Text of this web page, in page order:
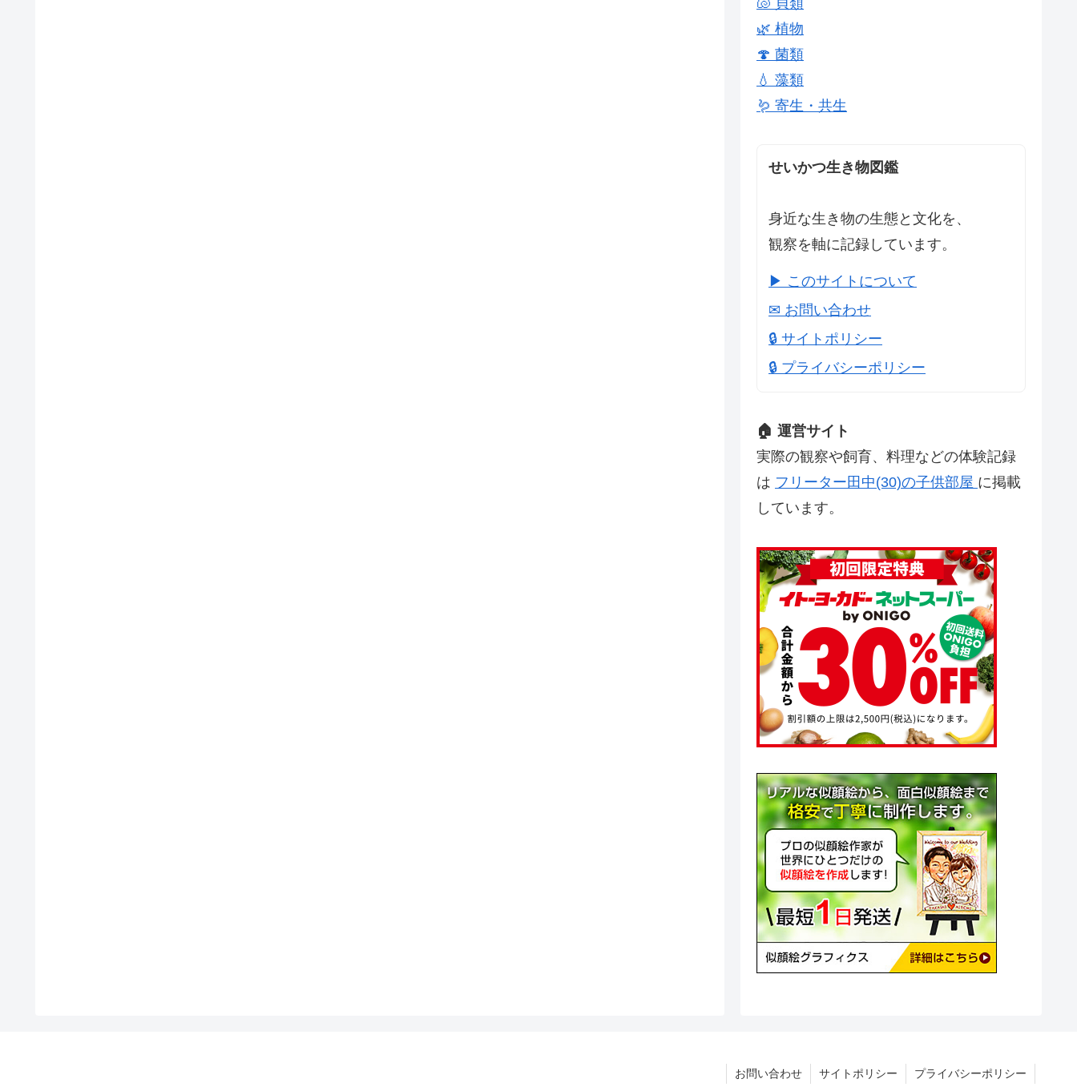
🌿 植物
🍄 菌類
💧 藻類
🪱 寄生・共生
せいかつ生き物図鑑
身近な生き物の生態と文化を、
観察を軸に記録しています。
▶ このサイトについて
✉ お問い合わせ
🔒 サイトポリシー
🔒 プライバシーポリシー
🏠 運営サイト
実際の観察や飼育、料理などの体験記録
は フリーター田中(30)の子供部屋 に掲載
しています。
お問い合わせ サイトポリシー プライバシーポリシー